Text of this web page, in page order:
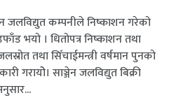
जलविद्युत कम्पनीले निष्काशन गरेको
भयो । धितोपत्र निष्काशन तथा
तथा सिँचाईमन्त्री वर्षमान पुनको
गरायोे। साञ्जेन जलविद्युत बिक्री